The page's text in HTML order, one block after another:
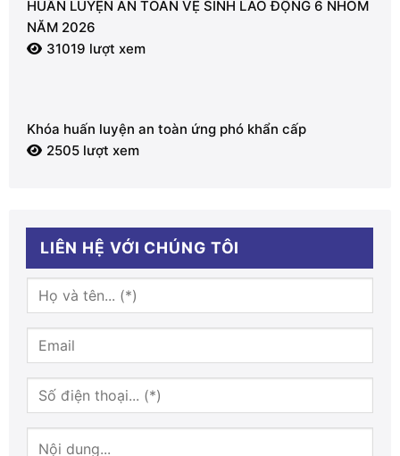
HUẤN LUYỆN AN TOÀN VỆ SINH LAO ĐỘNG 6 NHÓM
NĂM 2026
31019 lượt xem
Khóa huấn luyện an toàn ứng phó khẩn cấp
2505 lượt xem
LIÊN HỆ VỚI CHÚNG TÔI